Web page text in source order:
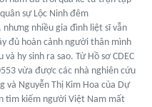
sự Lộc Ninh đêm
nhiều gia đình liệt sĩ vẫn
đủ hoàn cảnh người thân mình
và hy sinh ra sao. Từ Hồ sơ CDEC
vừa được các nhà nghiên cứu
và Nguyễn Thị Kim Hoa của Dự
tìm kiếm người Việt Nam mất